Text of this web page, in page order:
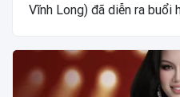
Vĩnh Long) đã diễn ra buổi